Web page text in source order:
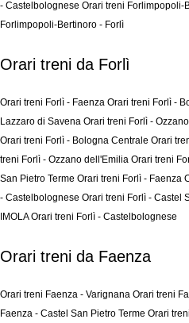
- Castelbolognese Orari treni Forlimpopoli-
Forlimpopoli-Bertinoro - Forlì
Orari treni da Forlì
Orari treni Forlì - Faenza Orari treni Forlì -
Lazzaro di Savena Orari treni Forlì -
Orari treni Forlì - Bologna Centrale Orari
treni Forlì - Ozzano dell'Emilia Orari treni
San Pietro Terme Orari treni Forlì - Faenza
- Castelbolognese Orari treni Forlì - Castel
IMOLAOrari treni Forlì - Castelbolognese
Orari treni da Faenza
Orari treni Faenza - Varignana Orari treni
Faenza - Castel San Pietro Terme Orari